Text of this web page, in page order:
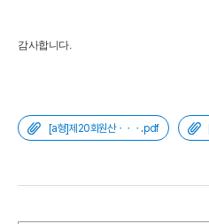
감사합니다.
[a형]제20회원산ㆍㆍㆍ.pdf